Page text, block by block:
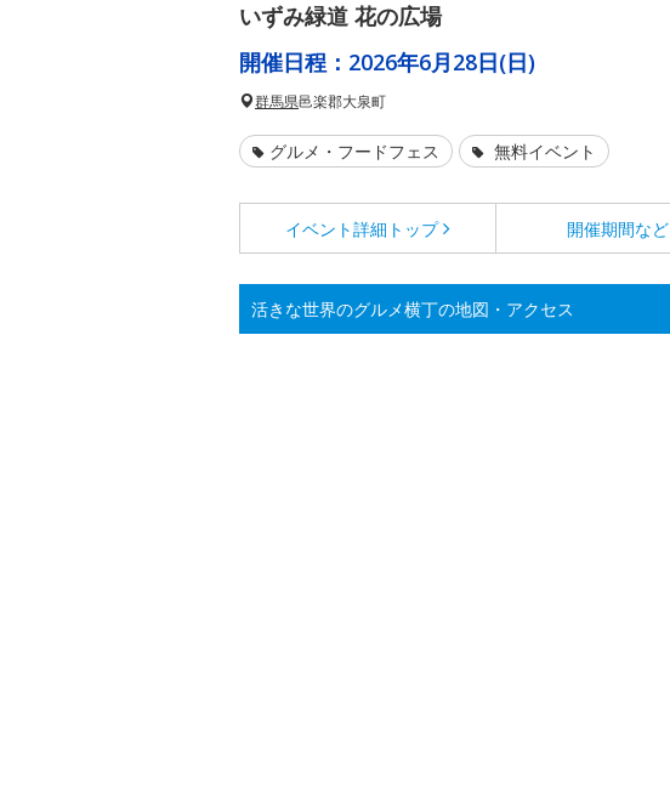
いずみ緑道 花の広場
開催日程： 2026年6月28日(日)
群馬県邑楽郡大泉町
グルメ・フードフェス 無料イベント
イベント詳細 トップ 開催期間など
活きな世界のグルメ横丁の地図・アクセス